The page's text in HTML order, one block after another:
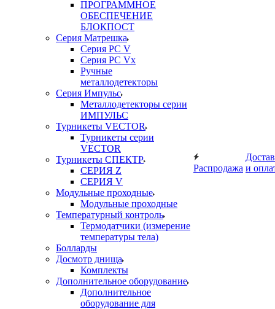
ПРОГРАММНОЕ
ОБЕСПЕЧЕНИЕ
БЛОКПОСТ
Серия Матрешка
Серия PC V
Серия PC Vx
Ручные
металлодетекторы
Серия Импульс
Металлодетекторы серии
ИМПУЛЬС
Турникеты VECTOR
Турникеты серии
VECTOR
Турникеты СПЕКТР
СЕРИЯ Z
СЕРИЯ V
Модульные проходные
Модульные проходные
Температурный контроль
Термодатчики (измерение
температуры тела)
Болларды
Досмотр днища
Комплекты
Дополнительное оборудование
Дополнительное
оборудование для
Распродажа и